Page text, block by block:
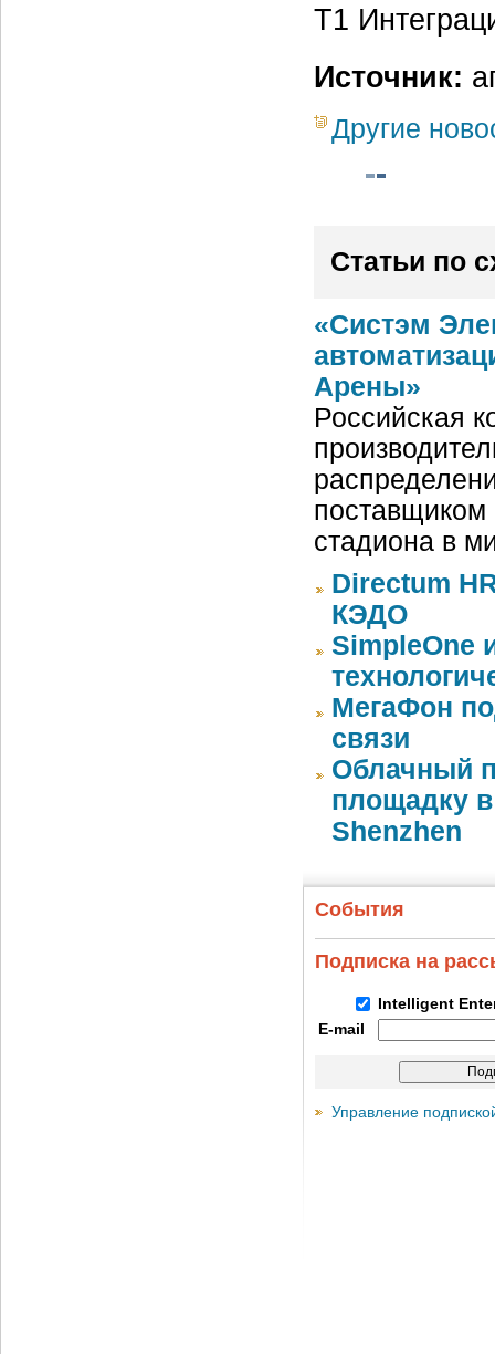
Т1
Источник:
Другие
Статьи по
«Систэм
Арены»
Российская
поставщиком
стадиона в
Directum
КЭДО
SimpleOne
МегаФон
связи
Облачный
площадку в
Shenzhen
События
Подписка на
Intelligent
E-mail
Управление